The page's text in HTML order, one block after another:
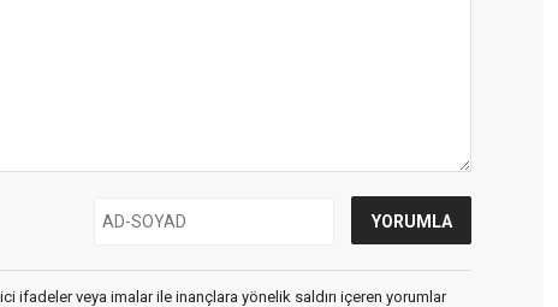
ifadeler veya imalar ile inançlara yönelik saldırı içeren yorumlar